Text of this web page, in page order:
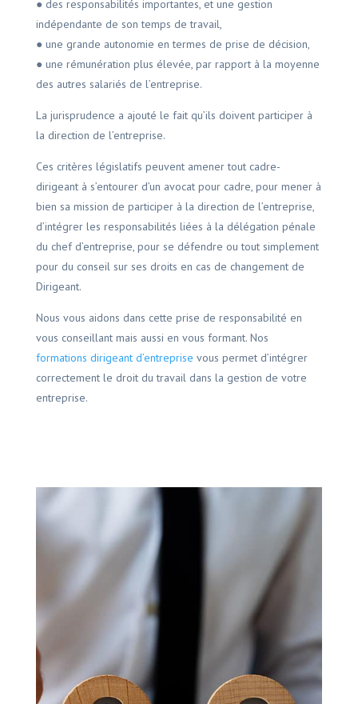
● des responsabilités importantes, et une gestion
indépendante de son temps de travail,
● une grande autonomie en termes de prise de décision,
● une rémunération plus élevée, par rapport à la moyenne
des autres salariés de l’entreprise.
La jurisprudence a ajouté le fait qu’ils doivent participer à
la direction de l’entreprise.
Ces critères législatifs peuvent amener tout cadre-
dirigeant à s’entourer d’un avocat pour cadre, pour mener à
bien sa mission de participer à la direction de l’entreprise,
d’intégrer les responsabilités liées à la délégation pénale
du chef d’entreprise, pour se défendre ou tout simplement
pour du conseil sur ses droits en cas de changement de
Dirigeant.
Nous vous aidons dans cette prise de responsabilité en
vous conseillant mais aussi en vous formant. Nos
formations dirigeant d’entreprise vous permet d’intégrer
correctement le droit du travail dans la gestion de votre
entreprise.